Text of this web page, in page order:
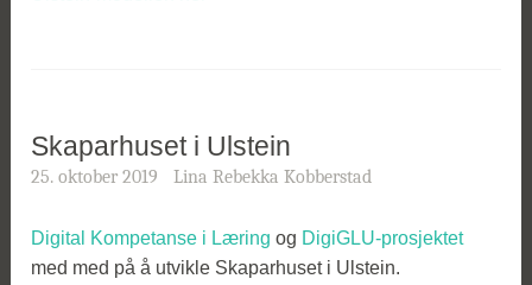
Skaparhuset i Ulstein
25. oktober 2019 Lina Rebekka Kobberstad
Digital Kompetanse i Læring og DigiGLU-prosjektet
med med på å utvikle Skaparhuset i Ulstein.